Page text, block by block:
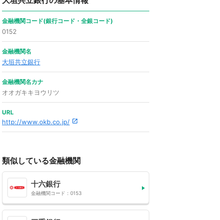
金融機関コード(銀行コード・全銀コード)
0152
金融機関名
大垣共立銀行
金融機関名カナ
オオガキキヨウリツ
URL
http://www.okb.co.jp/
類似している金融機関
十六銀行
金融機関コード：0153